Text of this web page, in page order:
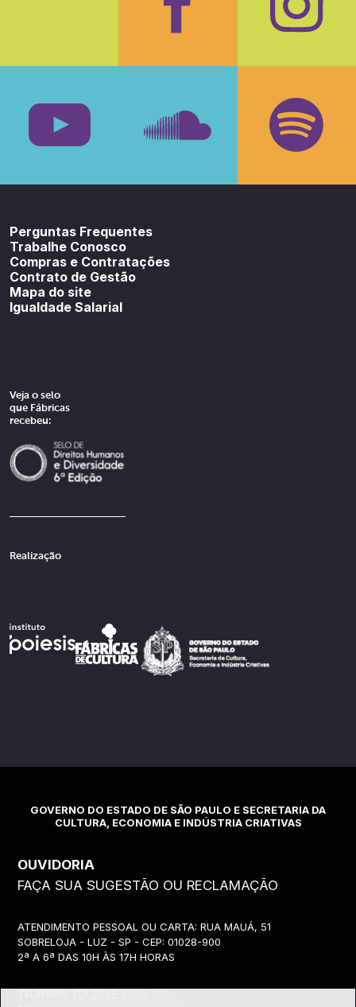
Facebook
Perguntas Frequentes
Trabalhe Conosco
Compras e Contratações
Contrato de Gestão
Mapa do site
Igualdade Salarial
Veja o selo
que Fábricas
recebeu:
Realização
GOVERNO DO ESTADO DE SÃO PAULO E SECRETARIA DA
CULTURA, ECONOMIA E INDÚSTRIA CRIATIVAS
OUVIDORIA
FAÇA SUA SUGESTÃO OU RECLAMAÇÃO
ATENDIMENTO PESSOAL OU CARTA: RUA MAUÁ, 51
SOBRELOJA - LUZ - SP - CEP: 01028-900
2ª A 6ª DAS 10H ÀS 17H HORAS